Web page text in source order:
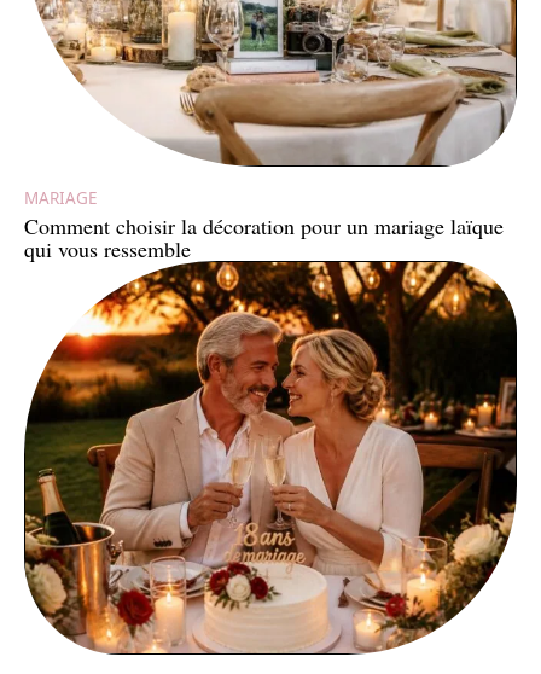
MARIAGE
Comment choisir la décoration pour un mariage laïque
qui vous ressemble